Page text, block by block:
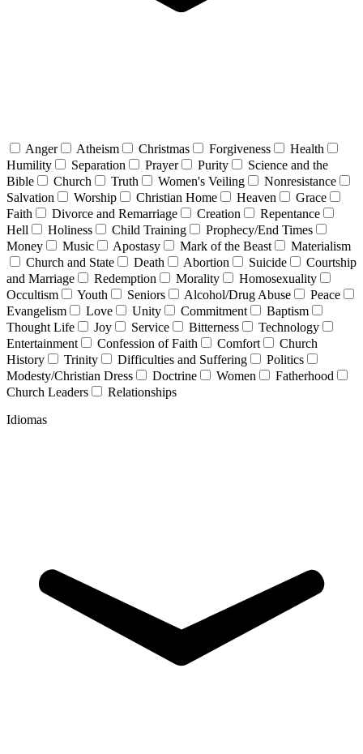
Anger Atheism Christmas Forgiveness
Health
Humility
Separation Prayer Purity
Science and the
Bible
Church Truth Women's Veiling
Nonresistance
Salvation
Worship Christian Home Heaven
Grace
Faith
Divorce and Remarriage Creation
Repentance
Hell
Holiness Child Training
Prophecy/End Times
Money
Music Apostasy Mark of the Beast
Materialism
Church and State
Death Abortion Suicide
Courtship
and Marriage
Redemption Morality
Homosexuality
Occultism
Youth Seniors Alcohol/Drug Abuse
Peace
Evangelism
Love Unity Commitment
Baptism
Thought Life
Joy Service Bitterness
Technology
Entertainment
Confession of Faith Comfort
Church
History
Trinity Difficulties and Suffering
Politics
Modesty/Christian Dress
Doctrine Women
Fatherhood
Church Leaders
Relationships
Idiomas